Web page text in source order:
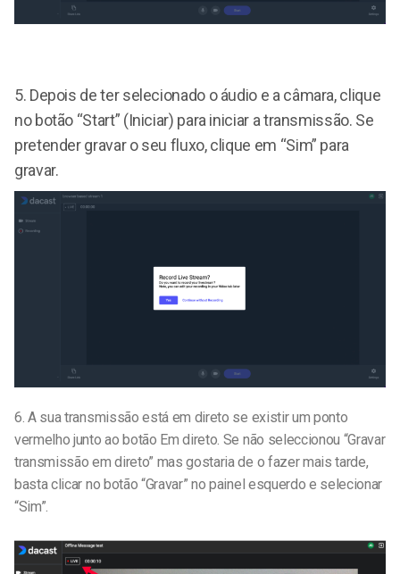
5. Depois de ter selecionado o áudio e a câmara, clique
no botão “Start” (Iniciar) para iniciar a transmissão. Se
pretender gravar o seu fluxo, clique em “Sim” para
gravar.
6.A sua transmissão está em direto se existir um ponto
vermelho junto ao botão Em direto. Se não seleccionou “Gravar
transmissão em direto” mas gostaria de o fazer mais tarde,
basta clicar no botão “Gravar” no painel esquerdo e selecionar
“Sim”.